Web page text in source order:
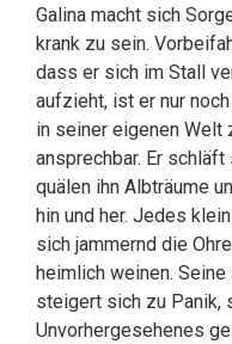
Galina macht sich
krank zu sein.
dass er sich im Stall
aufzieht, ist er nur
in seiner eigenen Welt
ansprechbar. Er
quälen ihn Albträume
hin und her. Jedes
sich jammernd die
heimlich weinen.
steigert sich zu Panik,
Unvorhergesehenes